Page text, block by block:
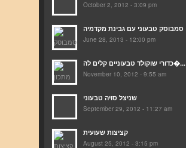
October 2, 2012 - 3:09 pm
סמבוסק טבעוני עם גבינת מקדמיה
June 28, 2013 - 12:00 pm
כדורי שוקולד טבעוניים קלים לה�...
November 10, 2012 - 9:55 am
שניצל סויה טבעוני
September 29, 2012 - 11:27 am
קציצות שעועית
August 25, 2012 - 3:15 pm